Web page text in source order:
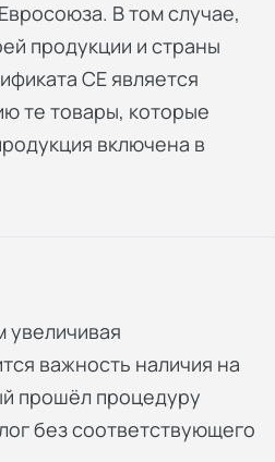
В том случае,
продукции и страны
СЕ является
те товары, которые
включена в
увеличивая
важность наличия на
прошёл процедуру
без соответствующего